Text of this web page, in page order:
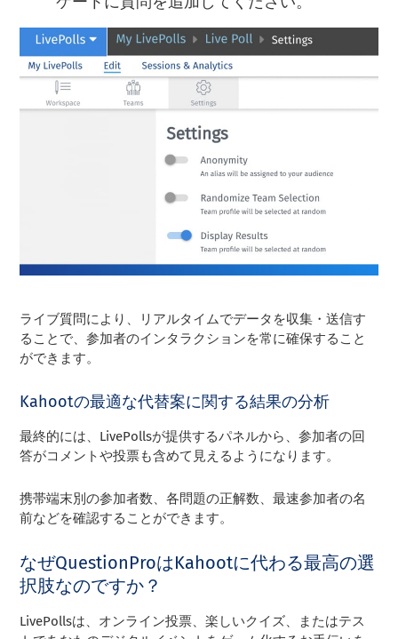
ライブ質問により、リアルタイムでデータを収集・送信す
ることで、参加者のインタラクションを常に確保すること
ができます。
Kahootの最適な代替案に関する結果の分析
最終的には、LivePollsが提供するパネルから、参加者の回
答がコメントや投票も含めて見えるようになります。
携帯端末別の参加者数、各問題の正解数、最速参加者の名
前などを確認することができます。
なぜQuestionProはKahootに代わる最高の選
択肢なのですか？
LivePollsは、オンライン投票、楽しいクイズ、またはテス